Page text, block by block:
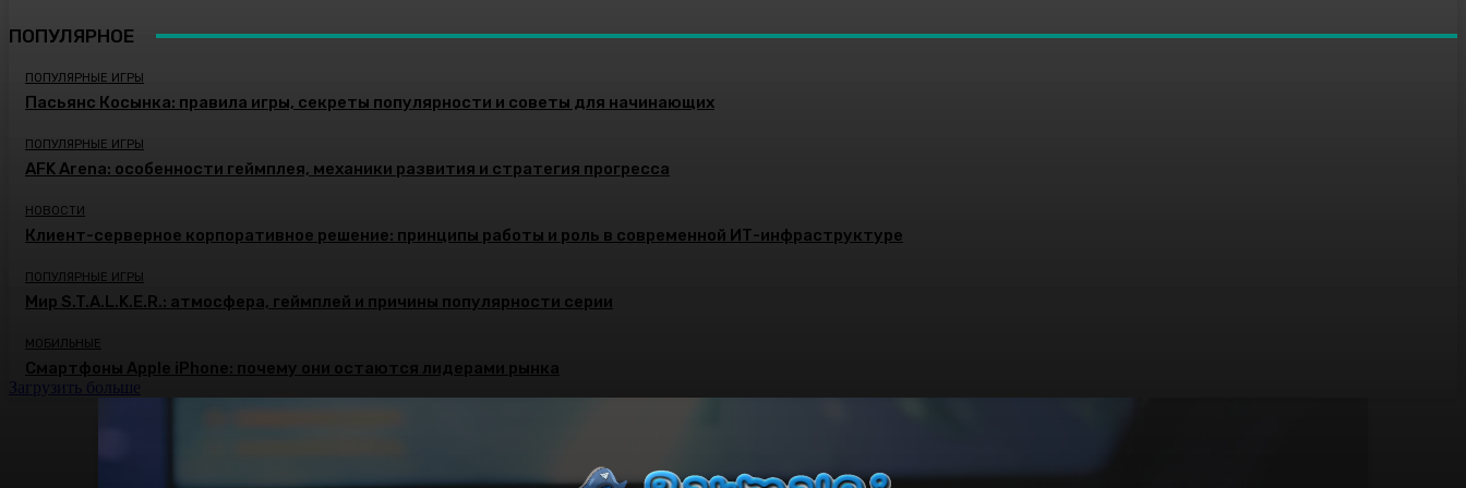
ПОПУЛЯРНОЕ
ПОПУЛЯРНЫЕ ИГРЫ
Пасьянс Косынка: правила игры, секреты популярности и советы для начинающих
ПОПУЛЯРНЫЕ ИГРЫ
AFK Arena: особенности геймплея, механики развития и стратегия прогресса
НОВОСТИ
Клиент-серверное корпоративное решение: принципы работы и роль в современной ИТ-инфраструктуре
ПОПУЛЯРНЫЕ ИГРЫ
Мир S.T.A.L.K.E.R.: атмосфера, геймплей и причины популярности серии
МОБИЛЬНЫЕ
Смартфоны Apple iPhone: почему они остаются лидерами рынка
Загрузить больше